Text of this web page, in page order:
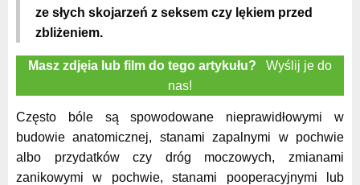
ze słych skojarzeń z seksem czy lękiem przed
zbliżeniem.
Masz zdjęia lub film do tego artykułu? Wyślij je do
nas!
Często bóle są spowodowane nieprawidłowymi w
budowie anatomicznej, stanami zapalnymi w pochwie
albo przydatków czy dróg moczowych, zmianami
zanikowymi w pochwie, stanami pooperacyjnymi lub